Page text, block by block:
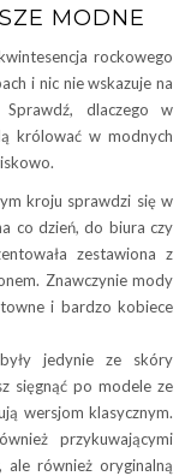
MODNE
rockowego
i nic nie wskazuje na
dlaczego w
królować w modnych
kroju sprawdzi się w
co dzień, do biura czy
zestawiona z
Znawczynie mody
i bardzo kobiece
jedynie ze skóry
sięgnąć po modele ze
wersjom klasycznym.
przykuwającymi
również oryginalną